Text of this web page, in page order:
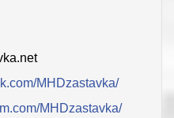
MHDzastavka/
MHDzastavka/